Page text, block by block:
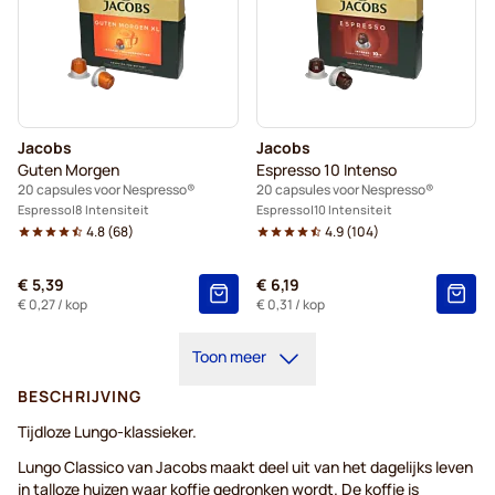
Jacobs
Guten Morgen
20 capsules voor Nespresso®
Espresso 8 Intensiteit
4.8(68)
€ 5,39
€ 0,27/ kop
Jacobs
Espresso 10 Intenso
20 capsules voor Nespresso®
Espresso 10 Intensiteit
4.9(104)
€ 6,19
€ 0,31 / kop
Toon meer
BESCHRIJVING
Tijdloze Lungo-klassieker.
Lungo Classico van Jacobs maakt deel uit van het dagelijks leven
in talloze huizen waar koffie gedronken wordt. De koffie is